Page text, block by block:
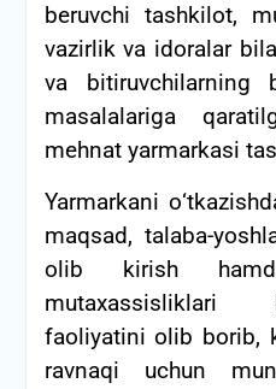
beruvchi tashkilot,
vazirlik va idoralar
va bitiruvchilarning
masalalariga
mehnat yarmarkasi
Yarmarkani
maqsad, talaba-
olib kirish
mutaxassisliklari
faoliyatini olib borib,
ravnaqi uchun